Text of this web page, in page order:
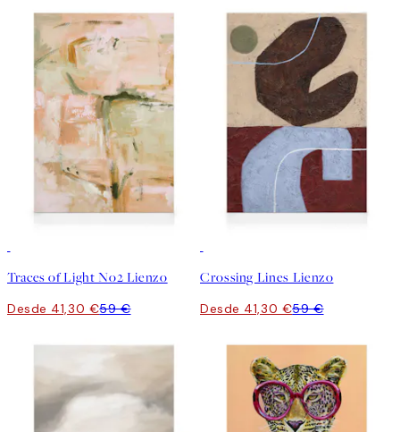
Traces of Light No2 Lienzo
Desde 41,30 €59 €
Crossing Lines Lienzo
Desde 41,30 €59 €